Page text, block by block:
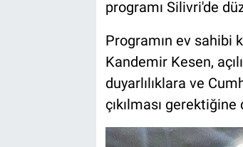
programı Silivri'de
Programın ev sahibi
Kandemir Kesen,
duyarlılıklara ve
çıkılması